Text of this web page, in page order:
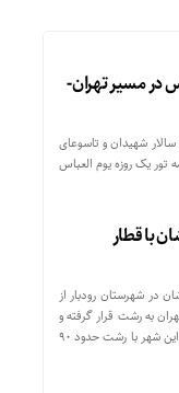
در مسیر تهران-
شهیدان و تاسوعای
تور یک روزه یوم العباس
با قطار
در شهرستان رودبار از
به رشت قرار گرفته و
روزگاری محل عبور بازرگان ها و کاروان ها بوده است؛ این شهر با رشت حدود ۹۰